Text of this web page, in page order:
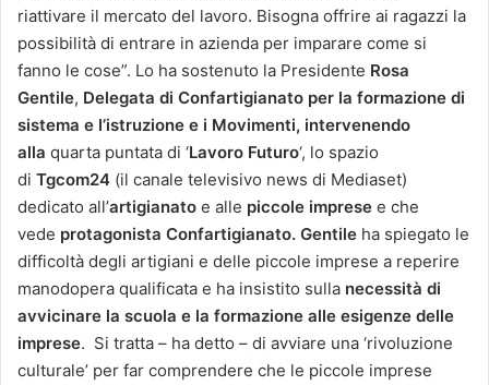
riattivare il mercato del lavoro. Bisogna offrire ai ragazzi la
possibilità di entrare in azienda per imparare come si
fanno le cose”. Lo ha sostenuto la Presidente Rosa
Gentile, Delegata di Confartigianato per la formazione di
sistema e l’istruzione e i Movimenti, intervenendo
alla quarta puntata di ‘Lavoro Futuro‘, lo spazio
di Tgcom24 (il canale televisivo news di Mediaset)
dedicato all’artigianato e alle piccole imprese e che
vede protagonista Confartigianato. Gentile ha spiegato le
difficoltà degli artigiani e delle piccole imprese a reperire
manodopera qualificata e ha insistito sulla necessità di
avvicinare la scuola e la formazione alle esigenze delle
imprese. Si tratta – ha detto – di avviare una ‘rivoluzione
culturale’ per far comprendere che le piccole imprese